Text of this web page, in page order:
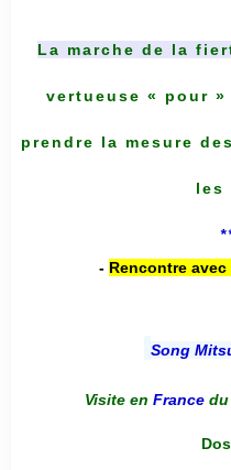
La marche de la
vertueuse « pour
prendre la mesure
les
- Rencontre
Song
Visite en France du